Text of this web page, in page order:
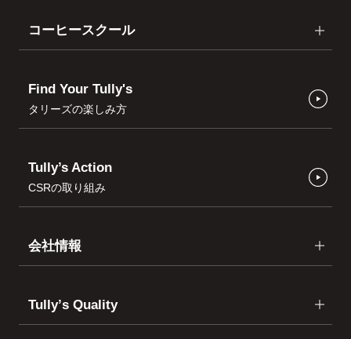
コーヒースクール
Find Your Tully's
タリーズの楽しみ方
Tully’s Action
CSRの取り組み
会社情報
Tullyʼs Quality